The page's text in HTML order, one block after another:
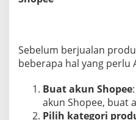
Sebelum berjualan
beberapa hal yang perlu
Buat akun Shopee
akun Shopee, buat
Pilih kategori